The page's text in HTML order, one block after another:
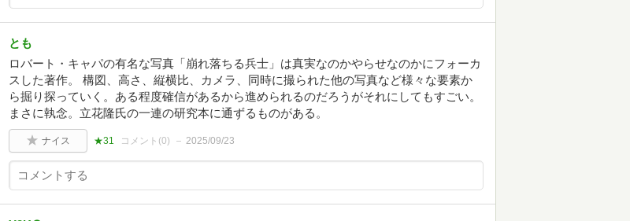
とも
ロバート・キャパの有名な写真「崩れ落ちる兵士」は真実なのかやらせなのかにフォーカ
スした著作。 構図、高さ、縦横比、カメラ、同時に撮られた他の写真など様々な要素か
ら掘り探っていく。ある程度確信があるから進められるのだろうがそれにしてもすごい。
まさに執念。立花隆氏の一連の研究本に通ずるものがある。
ナイス ★31 コメント(0) 2025/09/23